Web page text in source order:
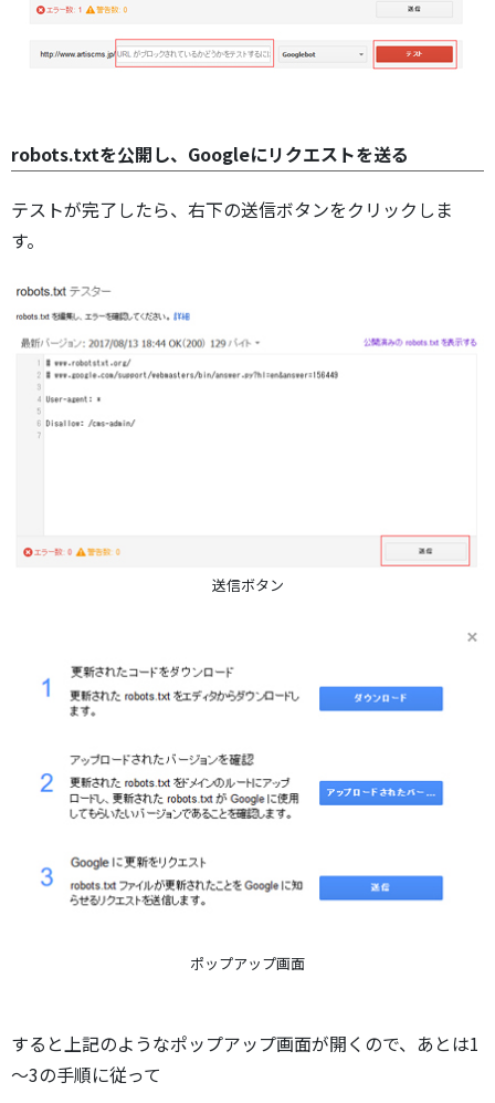
robots.txtを公開し、Googleにリクエストを送る
テストが完了したら、右下の送信ボタンをクリックしま
す。
送信ボタン
ポップアップ画面
すると上記のようなポップアップ画面が開くので、あとは1
～3の手順に従って